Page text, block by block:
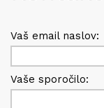
Vaš email naslov:
Vaše sporočilo: